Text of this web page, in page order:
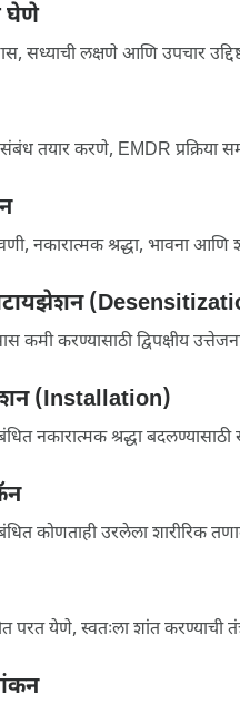
घेणे
सध्याची लक्षणे आणि उपचार
तयार करणे, EMDR
नकारात्मक श्रद्धा, भावना
कमी करण्यासाठी द्विपक्षीय
(Installation)
नकारात्मक श्रद्धा
कोणताही उरलेला शारीरिक
परत येणे, स्वतःला शांत करण्याची